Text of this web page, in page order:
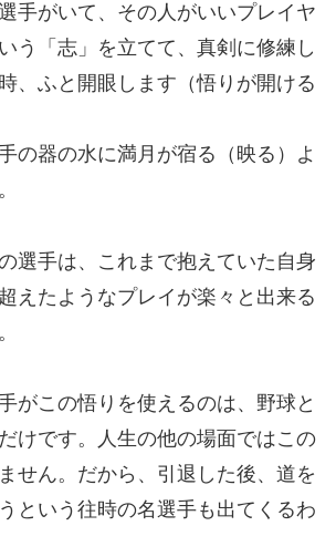
手がいて、その人がいいプレイヤ
う「志」を立てて、真剣に修練し
、ふと開眼します（悟りが開ける
の器の水に満月が宿る（映る）よ
選手は、これまで抱えていた自身
えたようなプレイが楽々と出来る
がこの悟りを使えるのは、野球と
けです。人生の他の場面ではこの
せん。だから、引退した後、道を
という往時の名選手も出てくるわ